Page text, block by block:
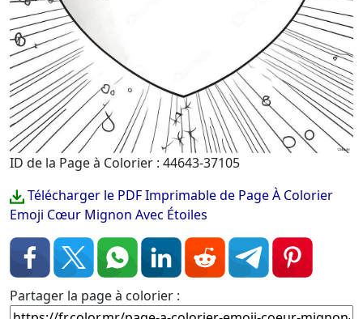
ID de la Page à Colorier : 44643-37105
Télécharger le PDF Imprimable de Page À Colorier
Emoji Cœur Mignon Avec Étoiles
Partager la page à colorier :